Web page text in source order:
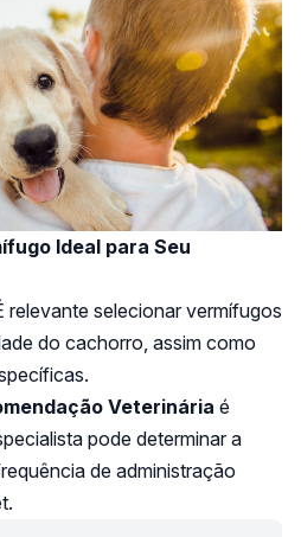
voluntário: GRAD
de resgate de animais em
Instinto Habitat (atendimento
silvestres acometidos) e a
paz e bem (
a animais vítimas de maus-
do sindicato dos
rurais de Itabirito e Ouro
Ita e OP)
do CODEMA (conselho
Ouro Preto-MG).
Perfil de Nínive Ramos
Ideal para Seu
relevante selecionar vermífugos
do cachorro, assim como
Veterinária é
pode determinar a
de administração